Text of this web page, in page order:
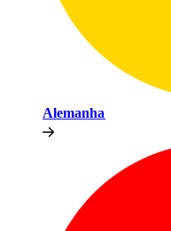
Alemanha​​